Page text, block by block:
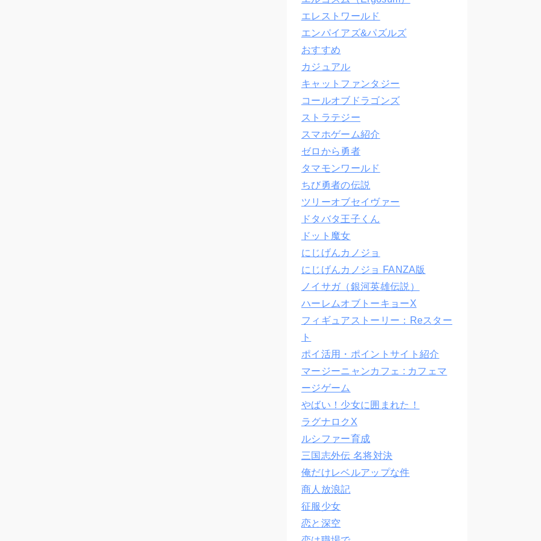
エレストワールド
エンパイアズ&パズルズ
おすすめ
カジュアル
キャットファンタジー
コールオブドラゴンズ
ストラテジー
スマホゲーム紹介
ゼロから勇者
タマモンワールド
ちび勇者の伝説
ツリーオブセイヴァー
ドタバタ王子くん
ドット魔女
にじげんカノジョ
にじげんカノジョ FANZA版
ノイサガ（銀河英雄伝説）
ハーレムオブトーキョーX
フィギュアストーリー：Reスター
ト
ポイ活用・ポイントサイト紹介
マージーニャンカフェ : カフェマ
ージゲーム
やばい！少女に囲まれた！
ラグナロクX
ルシファー育成
三国志外伝 名将対決
俺だけレベルアップな件
商人放浪記
征服少女
恋と深空